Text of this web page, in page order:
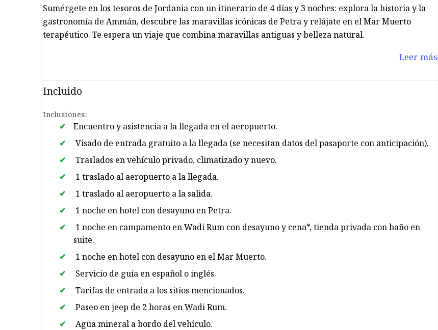
Sumérgete en los tesoros de Jordania con un itinerario de 4 días y 3 noches: explora la historia y la
gastronomía de Ammán, descubre las maravillas icónicas de Petra y relájate en el Mar Muerto
terapéutico. Te espera un viaje que combina maravillas antiguas y belleza natural.
Leer más
Incluido
Inclusiones:
Encuentro y asistencia a la llegada en el aeropuerto.
Visado de entrada gratuito a la llegada (se necesitan datos del pasaporte con anticipación).
Traslados en vehículo privado, climatizado y nuevo.
1 traslado al aeropuerto a la llegada.
1 traslado al aeropuerto a la salida.
1 noche en hotel con desayuno en Petra.
1 noche en campamento en Wadi Rum con desayuno y cena*, tienda privada con baño en
suite.
1 noche en hotel con desayuno en el Mar Muerto.
Servicio de guía en español o inglés.
Tarifas de entrada a los sitios mencionados.
Paseo en jeep de 2 horas en Wadi Rum.
Agua mineral a bordo del vehículo.